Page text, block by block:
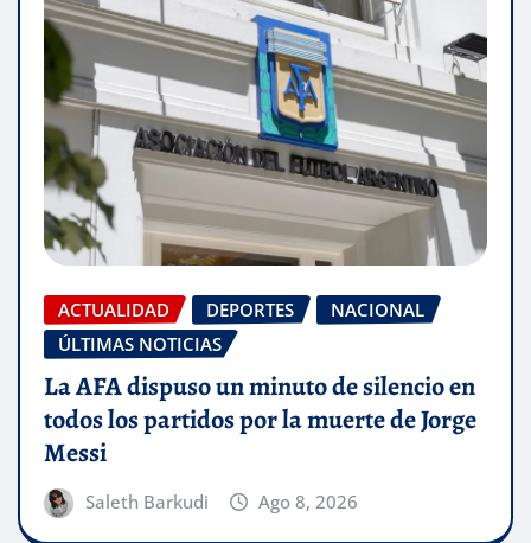
ACTUALIDAD DEPORTES
NACIONAL
ÚLTIMAS NOTICIAS
La AFA dispuso un minuto de silencio en
todos los partidos por la muerte de Jorge
Messi
Saleth Barkudi Ago 8, 2026